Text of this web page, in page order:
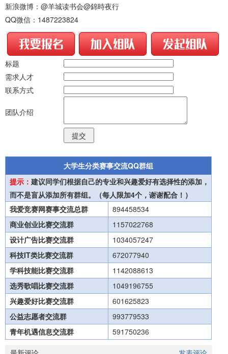
新浪微博：@羊城读书会@錦時夜行
QQ微信：1487223824
标题
需求人才
联系方式
团队介绍
大学生分类赛事交流QQ群组
提示： 建议同学们根据自己的专业和兴趣爱好有选择性的添加，
而不是盲从添加所有群组。（每人限加4个，谢谢配合！）
我爱竞赛网赛事交流总群
894458534
商业创业比赛交流群
1157022768
设计广告比赛交流群
1034057247
科技IT类比赛交流群
672077940
学科技能比赛交流群
1142088613
选秀歌唱比赛交流群
1049196755
兴趣爱好比赛交流群
601625823
公益志愿者交流群
993779533
青年机遇信息交流群
591750236